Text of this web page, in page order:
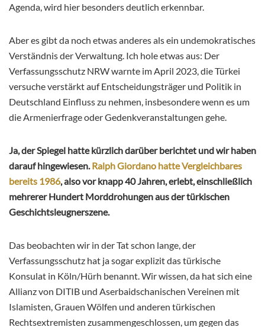
Agenda, wird hier besonders deutlich erkennbar.
Aber es gibt da noch etwas anderes als ein undemokratisches
Verständnis der Verwaltung. Ich hole etwas aus: Der
Verfassungsschutz NRW warnte im April 2023, die Türkei
versuche verstärkt auf Entscheidungsträger und Politik in
Deutschland Einfluss zu nehmen, insbesondere wenn es um
die Armenierfrage oder Gedenkveranstaltungen gehe.
Ja, der Spiegel hatte kürzlich darüber berichtet und wir haben
darauf hingewiesen. Ralph Giordano hatte Vergleichbares
bereits 1986, also vor knapp 40 Jahren, erlebt, einschließlich
mehrerer Hundert Morddrohungen aus der türkischen
Geschichtsleugnerszene.
Das beobachten wir in der Tat schon lange, der
Verfassungsschutz hat ja sogar explizit das türkische
Konsulat in Köln/Hürh benannt. Wir wissen, da hat sich eine
Allianz von DITIB und Aserbaidschanischen Vereinen mit
Islamisten, Grauen Wölfen und anderen türkischen
Rechtsextremisten zusammengeschlossen, um gegen das